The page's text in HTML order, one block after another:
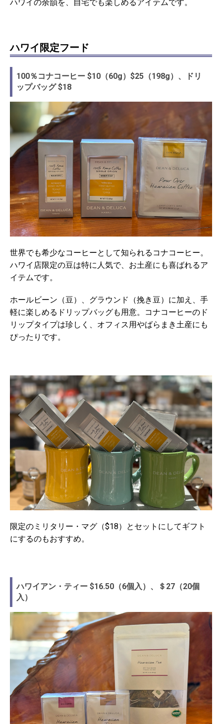
ハワイの余韻を、自宅でも楽しめるアイテムです。
ハワイ限定フード
100％コナコーヒー $10（60g）$25（198g）、ドリ
ップバッグ $18
世界でも希少なコーヒーとして知られるコナコーヒー。
ハワイ店限定の豆は特に人気で、お土産にも喜ばれるア
イテムです。
ホールビーン（豆）、グラウンド（挽き豆）に加え、手
軽に楽しめるドリップバッグも用意。コナコーヒーのド
リップタイプは珍しく、オフィス用やばらまき土産にも
ぴったりです。
限定のミリタリー・マグ（$18）とセットにしてギフト
にするのもおすすめ。
ハワイアン・ティー $16.50（6個入）、＄27（20個
入）